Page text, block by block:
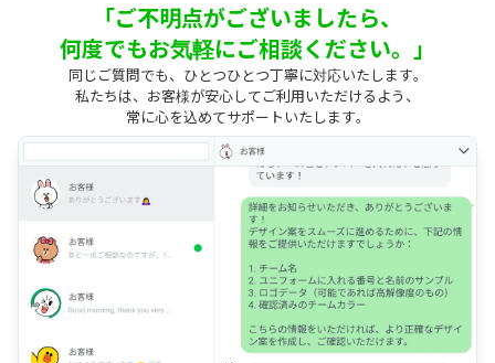
「ご不明点がございましたら、
何度でもお気軽にご相談ください。」
同じご質問でも、ひとつひとつ丁寧に対応いたします。
私たちは、お客様が安心してご利用いただけるよう、
常に心を込めてサポートいたします。